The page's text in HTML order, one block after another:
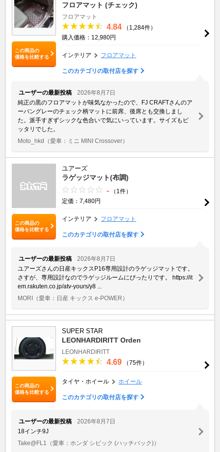
この商品の
価格を比較する
フロアマット (チェック)
フロアマット
4.84
（1,284件）
購入価格：12,980円
インテリア フロアマット
このカテゴリの取付店を探す
ユーザーの最新投稿
2026年8月7日
純正の黒のフロアマットが味気なかったので、FJ CRAFTさんのア
ーバングレーのチェック柄マットに前席、後席とも交換しまし
た。派手すぎずシックな色合いで気にいっています。サイズもピ
ッタリでした。
Moto_hkd （愛車：ミニ MINI Crossover）
この商品の
価格を比較する
ユアーズ
ラゲッジマット(布調)
-
（1件）
定価：7,480円
インテリア フロアマット
このカテゴリの取付店を探す
ユーザーの最新投稿
2026年8月7日
ユアーズさんの日産キックスP16専用設計のラゲッジマットです。
さすが、専用設計なのでラゲッジルームにぴったりです。 https://it
em.rakuten.co.jp/atv-yours/y8 ...
MORI （愛車：日産 キックス e-POWER）
この商品の
価格を比較する
SUPER STAR
LEONHARDIRITT Orden
LEONHARDIRITT
4.69 （75件）
タイヤ・ホイール ホイール
このカテゴリの取付店を探す
ユーザーの最新投稿
2026年8月7日
18インチ9J
Take@FL1
（愛車：ホンダ シビック (ハッチバック)）